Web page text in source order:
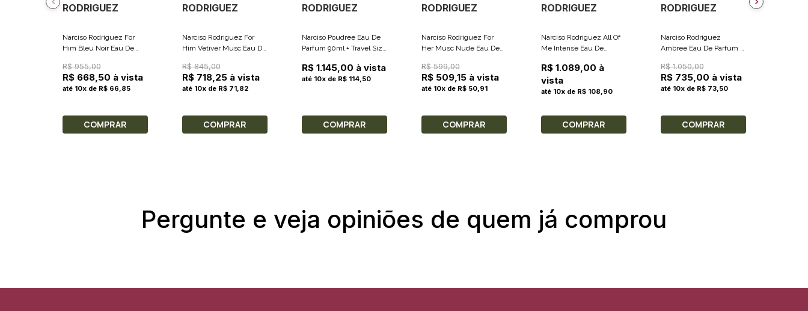
RODRIGUEZ
Narciso Rodriguez For
Him Bleu Noir Eau De
Gel 50ml + Miniatura
10ml
R$ 955,00
R$ 668,50 à vista
até 10x de R$ 66,85
COMPRAR
RODRIGUEZ
Narciso Rodriguez For
Him Vetiver Musc Eau De
Masculino 100ml
R$ 845,00
R$ 718,25 à vista
até 10x de R$ 71,82
COMPRAR
RODRIGUEZ
Narciso Poudree Eau De
Parfum 90ml + Travel Size
R$ 1.145,00 à vista
até 10x de R$ 114,50
COMPRAR
RODRIGUEZ
Narciso Rodriguez For
Her Musc Nude Eau De
Feminino 30ml
R$ 599,00
R$ 509,15 à vista
até 10x de R$ 50,91
COMPRAR
RODRIGUEZ
Narciso Rodriguez All Of
Me Intense Eau De
Feminino 90ml
R$ 1.089,00 à
vista
até 10x de R$ 108,90
COMPRAR
RODRIGUEZ
Narciso Rodriguez
Ambree Eau De Parfum -
R$ 1.050,00
R$ 735,00 à vista
até 10x de R$ 73,50
COMPRAR
Pergunte e veja opiniões de quem já comprou